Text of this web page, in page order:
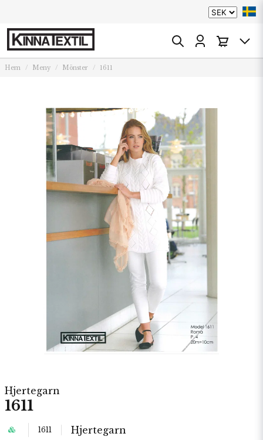
Hem Meny Mönster 1611
Hjertegarn
1611
1611 Hjertegarn